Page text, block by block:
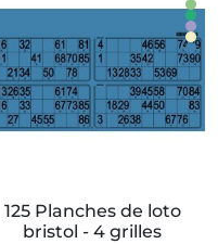
125 Planches de loto
bristol - 4 grilles